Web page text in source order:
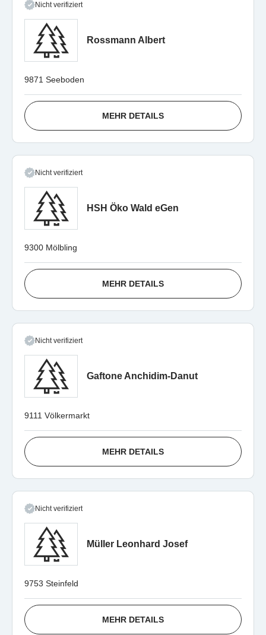
Nicht verifiziert
Rossmann Albert
9871 Seeboden
MEHR DETAILS
Nicht verifiziert
HSH Öko Wald eGen
9300 Mölbling
MEHR DETAILS
Nicht verifiziert
Gaftone Anchidim-Danut
9111 Völkermarkt
MEHR DETAILS
Nicht verifiziert
Müller Leonhard Josef
9753 Steinfeld
MEHR DETAILS